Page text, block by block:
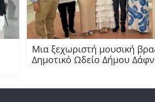
Μια ξεχωριστή μουσική
Δημοτικό Ωδείο Δήμου